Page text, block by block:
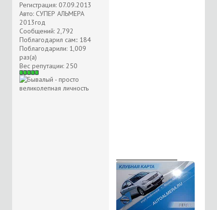
Регистрация: 07.09.2013
Авто: СУПЕР АЛЬМЕРА
2013год
Сообщений: 2,792
Поблагодарил сам:: 184
Поблагодарили: 1,009
раз(а)
Вес репутации: 250